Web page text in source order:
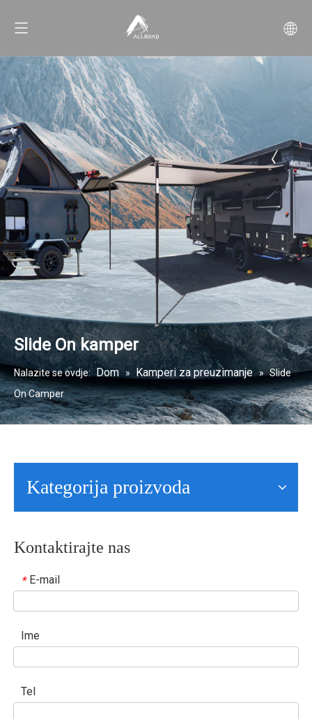
Slide On kamper
Nalazite se ovdje: Dom » Kamperi za preuzimanje » Slide
On Camper
Kategorija proizvoda
Kontaktirajte nas
* E-mail
Ime
Tel